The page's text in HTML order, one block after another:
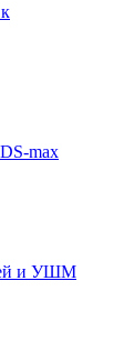
max
и УШМ